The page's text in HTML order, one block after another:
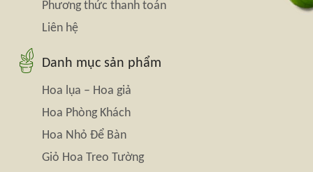
Phương thức thanh toán
Liên hệ
Danh mục sản phẩm
Hoa lụa – Hoa giả
Hoa Phòng Khách
Hoa Nhỏ Để Bàn
Giỏ Hoa Treo Tường